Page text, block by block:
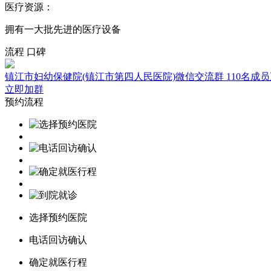
医疗资源：
拥有一大批先进的医疗设备
流程 口碑
镇江市妇幼保健院(镇江市第四人民医院)微信交流群 110名成
立即加群
预约流程
选择预约医院
电话回访确认
确定就医行程